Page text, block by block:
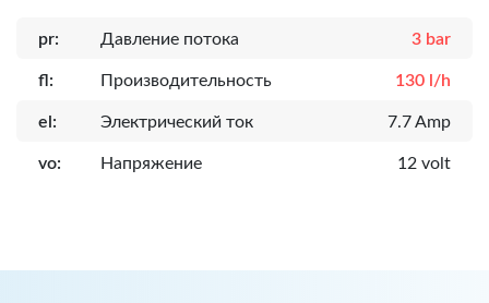
pr: Давление потока 3 bar
fl: Производительность 130 l/h
el: Электрический ток 7.7 Amp
vo: Напряжение 12 volt